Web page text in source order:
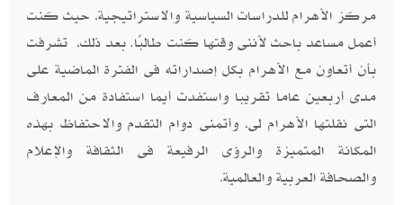
مركز الأهرام للدراسات السياسية والاستراتيجية، حيث كنت
أعمل مساعد باحث لأننى وقتها كنت طالبًا. بعد ذلك، تشرفت
بأن أتعاون مع الأهرام بكل إصداراته فى الفترة الماضية على
مدى أربعين عاما تقريبا واستفدت أيما استفادة من المعارف
التى نقلتها الأهرام لى، وأتمنى دوام التقدم والاحتفاظ بهذه
المكانة المتميزة والرؤى الرفيعة فى الثقافة والإعلام
والصحافة العربية والعالمية.